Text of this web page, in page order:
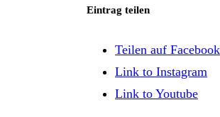
Eintrag teilen
Teilen auf Facebook
Link to Instagram
Link to Youtube